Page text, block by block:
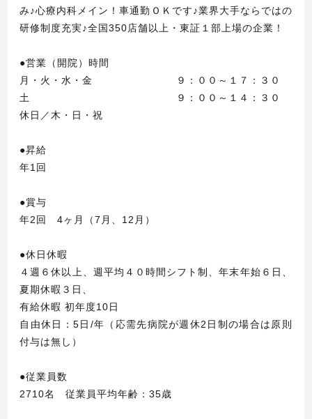
み♪心療内科メイン！車通勤ＯＫです♪業界大手ならではの
研修制度充実♪全国350店舗以上・東証１部上場の企業！
●営業（開院）時間
月・火・水・金 ９：００～１７：３０
土 ９：００～１４：３０
休日／木・日・祝
●昇給
年1回
●賞与
年2回 4ヶ月（7月、12月）
●休日休暇
４週６休以上、週平均４０時間シフト制、年末年始６日、
夏期休暇３日、
有給休暇 初年度10日
自由休日：5日/年（応需先病院が週休2日制の場合は原則
付与は無し）
●従業員数
2710名 従業員平均年齢：35歳